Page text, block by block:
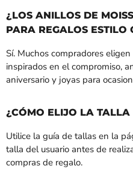
¿LOS ANILLOS DE
PARA REGALOS ESTILO
Sí. Muchos compradores
inspirados en el compromiso,
aniversario y joyas para
¿CÓMO ELIJO LA
Utilice la guía de tallas en la
talla del usuario antes de
compras de regalo.